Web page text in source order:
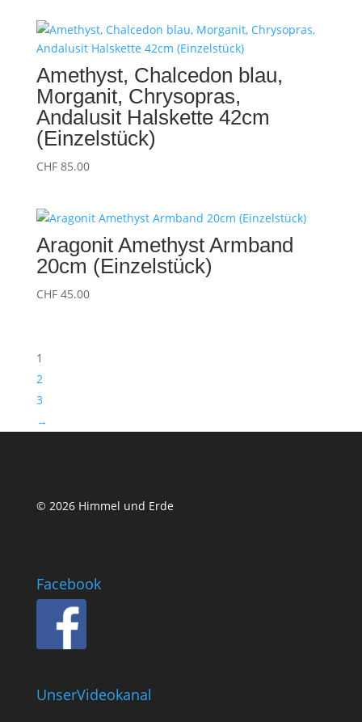
Amethyst, Chalcedon blau,
Morganit, Chrysopras,
Andalusit Halskette 42cm
(Einzelstück)
CHF85.00
Aragonit Amethyst Armband
20cm (Einzelstück)
CHF45.00
1
2
3
→
© 2026 Himmel und Erde
Facebook
UnserVideokanal